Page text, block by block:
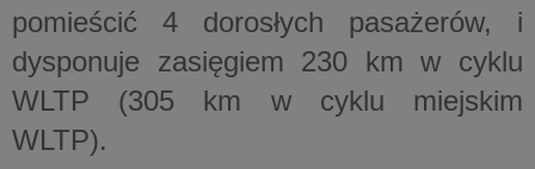
pomieścić 4 dorosłych pasażerów, i
dysponuje zasięgiem 230 km w cyklu
WLTP (305 km w cyklu miejskim
WLTP).